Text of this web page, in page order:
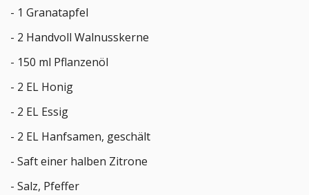
- 1 Granatapfel
- 2 Handvoll Walnusskerne
- 150 ml Pflanzenöl
- 2 EL Honig
- 2 EL Essig
- 2 EL Hanfsamen, geschält
- Saft einer halben Zitrone
- Salz, Pfeffer